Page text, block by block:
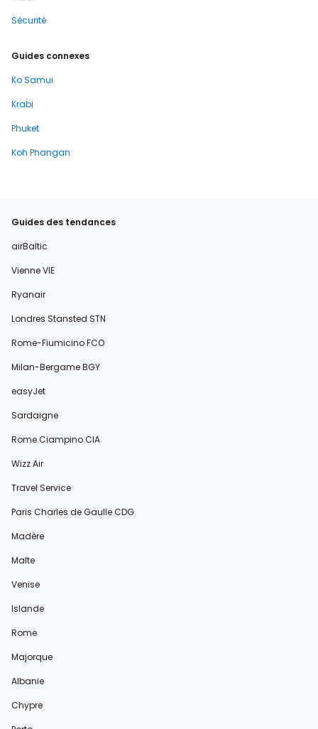
Sécurité
Guides connexes
Ko Samui
Krabi
Phuket
Koh Phangan
Guides des tendances
airBaltic
Vienne VIE
Ryanair
Londres Stansted STN
Rome-Fiumicino FCO
Milan-Bergame BGY
easyJet
Sardaigne
Rome Ciampino CIA
Wizz Air
Travel Service
Paris Charles de Gaulle CDG
Madère
Malte
Venise
Islande
Rome
Majorque
Albanie
Chypre